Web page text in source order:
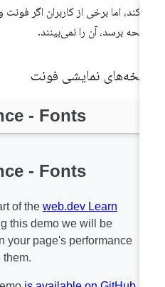
اما برخی از کاربران اگر فونت
برسد، آن را نمی‌بینند.
نمایشی فونت